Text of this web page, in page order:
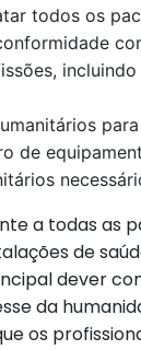
todos os
de
a todas as
de
dever
da
os